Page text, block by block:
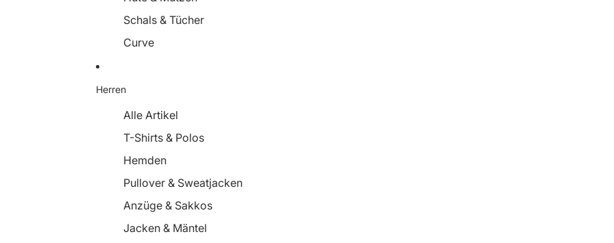
Schals & Tücher
Curve
Herren
Alle Artikel
T-Shirts & Polos
Hemden
Pullover & Sweatjacken
Anzüge & Sakkos
Jacken & Mäntel